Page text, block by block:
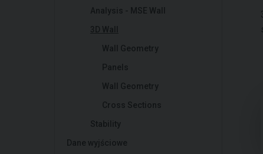
Analysis - MSE Wall
3D Wall
Wall Geometry
Panels
Wall Geometry
Cross Sections
Stability
Dane wyjściowe